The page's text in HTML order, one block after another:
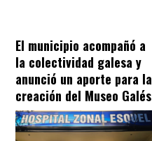
El municipio acompañó a
la colectividad galesa y
anunció un aporte para la
creación del Museo Galés